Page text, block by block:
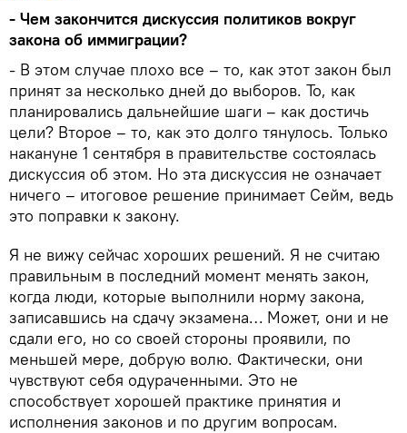
- Чем закончится дискуссия политиков вокруг
закона об иммиграции?
- В этом случае плохо все – то, как этот закон был
принят за несколько дней до выборов. То, как
планировались дальнейшие шаги – как достичь
цели? Второе – то, как это долго тянулось. Только
накануне 1 сентября в правительстве состоялась
дискуссия об этом. Но эта дискуссия не означает
ничего – итоговое решение принимает Сейм, ведь
это поправки к закону.
Я не вижу сейчас хороших решений. Я не считаю
правильным в последний момент менять закон,
когда люди, которые выполнили норму закона,
записавшись на сдачу экзамена… Может, они и не
сдали его, но со своей стороны проявили, по
меньшей мере, добрую волю. Фактически, они
чувствуют себя одураченными. Это не
способствует хорошей практике принятия и
исполнения законов и по другим вопросам.